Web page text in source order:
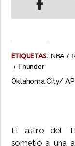
ETIQUETAS: NBA
Thunder
Oklahoma City/ AP
El astro del
sometió a una